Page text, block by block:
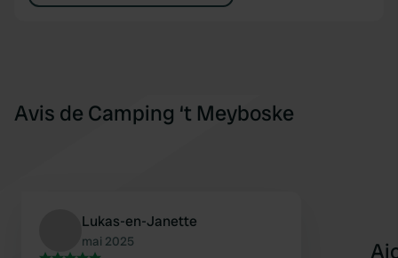
Avis de Camping ‘t Meyboske
Lukas-en-Janette
mai 2025